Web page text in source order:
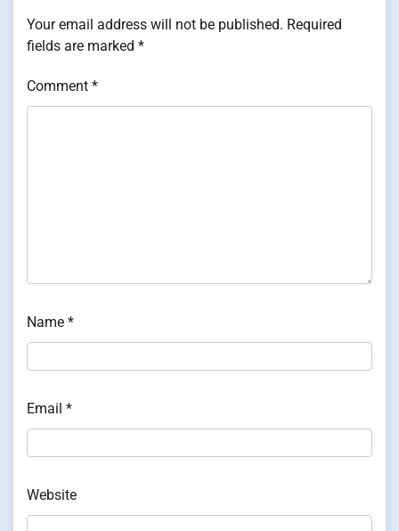
Your email address will not be published. Required
fields are marked *
Comment *
Name *
Email *
Website